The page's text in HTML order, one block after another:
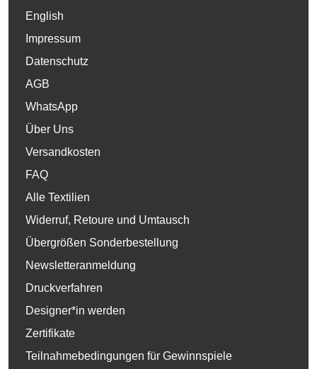
English
Impressum
Datenschutz
AGB
WhatsApp
Über Uns
Versandkosten
FAQ
Alle Textilien
Widerruf, Retoure und Umtausch
Übergrößen Sonderbestellung
Newsletteranmeldung
Druckverfahren
Designer*in werden
Zertifikate
Teilnahmebedingungen für Gewinnspiele